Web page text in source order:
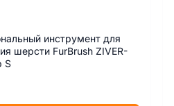
инструмент для
шерсти FurBrush ZIVER-
S